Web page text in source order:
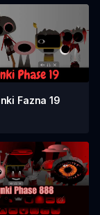
Fazna 19